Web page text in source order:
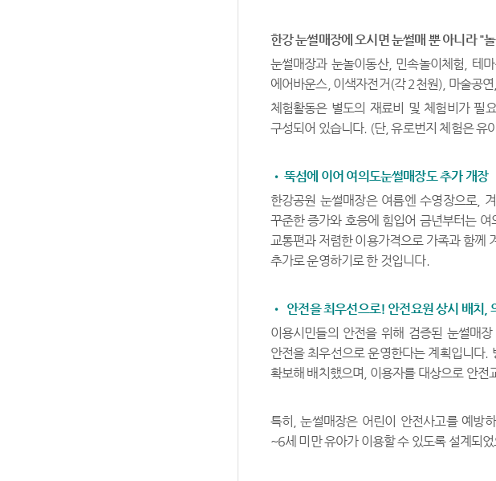
한강 눈썰매장에 오시면 눈썰매 뿐 아니라 "
눈썰매장과 눈놀이동산, 민속놀이체험, 테
에어바운스, 이색자전거(각 2천원), 마술공
체험활동은 별도의 재료비 및 체험비가 필
구성되어 있습니다. (단, 유로번지 체험은 유
• 뚝섬에 이어 여의도눈썰매장도 추가 개장
한강공원 눈썰매장은 여름엔 수영장으로,
꾸준한 증가와 호응에 힘입어 금년부터는
교통편과 저렴한 이용가격으로 가족과 함께
추가로 운영하기로 한 것입니다.
• 안전을 최우선으로! 안전요원 상시 배치,
이용시민들의 안전을 위해 검증된 눈썰매
안전을 최우선으로 운영한다는 계획입니다.
확보해 배치했으며, 이용자를 대상으로 안
특히, 눈썰매장은 어린이 안전사고를 예방
~6세 미만 유아가 이용할 수 있도록 설계되